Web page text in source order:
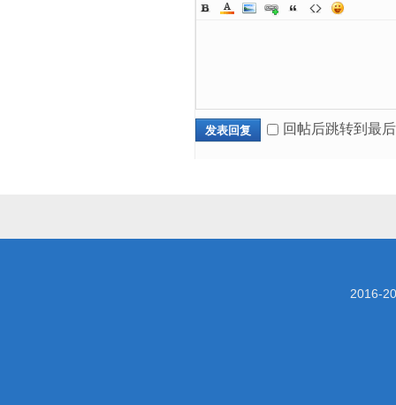
发表回复 回帖后跳转到最
2016-